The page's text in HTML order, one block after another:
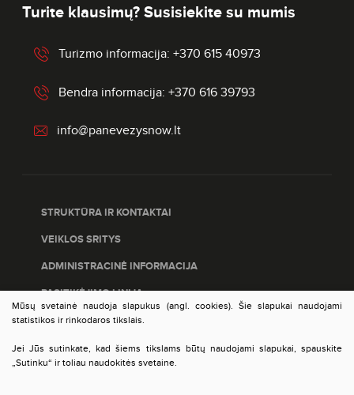
Turite klausimų? Susisiekite su mumis
Turizmo informacija: +370 615 40973
Bendra informacija: +370 616 39793
info@panevezysnow.lt
STRUKTŪRA IR KONTAKTAI
VEIKLOS SRITYS
ADMINISTRACINĖ INFORMACIJA
PASITIKĖJIMO LINIJA
PASLAUGŲ ĮVERTINIMAS
DUOMENŲ APSAUGA
Mūsų svetainė naudoja slapukus (angl. cookies). Šie slapukai naudojami
statistikos ir rinkodaros tikslais.
Jei Jūs sutinkate, kad šiems tikslams būtų naudojami slapukai, spauskite
„Sutinku“ ir toliau naudokitės svetaine.